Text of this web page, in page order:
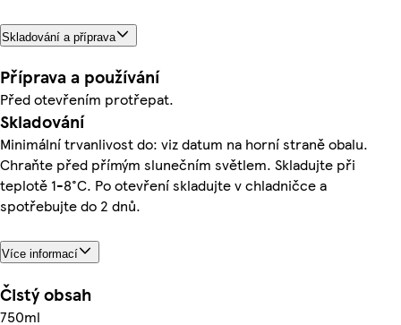
Skladování a příprava
Příprava a používání
Před otevřením protřepat.
Skladování
Minimální trvanlivost do: viz datum na horní straně obalu.
Chraňte před přímým slunečním světlem. Skladujte při
teplotě 1-8°C. Po otevření skladujte v chladničce a
spotřebujte do 2 dnů.
Více informací
Čistý obsah
750ml